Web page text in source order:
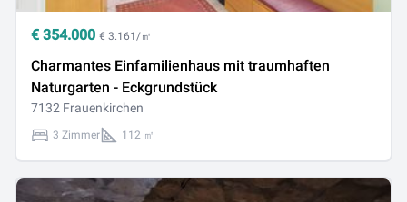
€ 354.000 € 3.161/㎡
Charmantes Einfamilienhaus mit traumhaften
Naturgarten - Eckgrundstück
7132 Frauenkirchen
3 Zimmer 112 ㎡